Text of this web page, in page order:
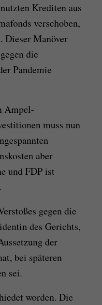
Krediten aus
verschoben,
Dieser Manöver
die
Pandemie
Ampel-
muss nun
aber
und FDP ist
gegen die
des Gerichts,
der
bei späteren
sei.
worden. Die